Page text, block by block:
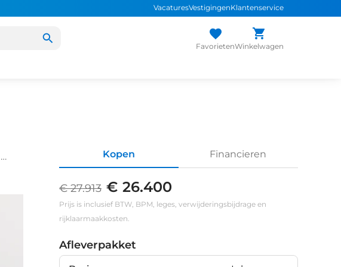
VacaturesVestigingenKlantenservice
FavorietenWinkelwagen
Kopen Financieren
€ 27.913 € 26.400
Prijs is inclusief BTW, BPM, leges, verwijderingsbijdrage en
rijklaarmaakkosten.
Afleverpakket